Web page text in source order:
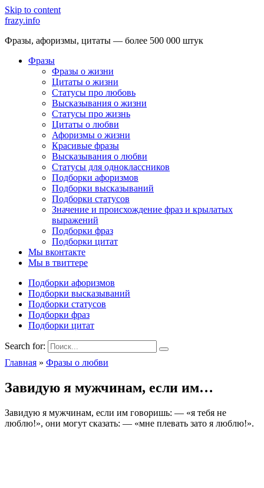
Skip to content
frazy.info
Фразы, афоризмы, цитаты — более 500 000 штук
Фразы
Фразы о жизни
Цитаты о жизни
Статусы про любовь
Высказывания о жизни
Статусы про жизнь
Цитаты о любви
Афоризмы о жизни
Красивые фразы
Высказывания о любви
Статусы для одноклассников
Подборки афоризмов
Подборки высказываний
Подборки статусов
Значение и происхождение фраз и крылатых
выражений
Подборки фраз
Подборки цитат
Мы вконтакте
Мы в твиттере
Подборки афоризмов
Подборки высказываний
Подборки статусов
Подборки фраз
Подборки цитат
Search for:
Главная » Фразы о любви
Завидую я мужчинам, если им…
Завидую я мужчинам, если им говоришь: — «я тебя не
люблю!», они могут сказать: — «мне плевать зато я люблю!».